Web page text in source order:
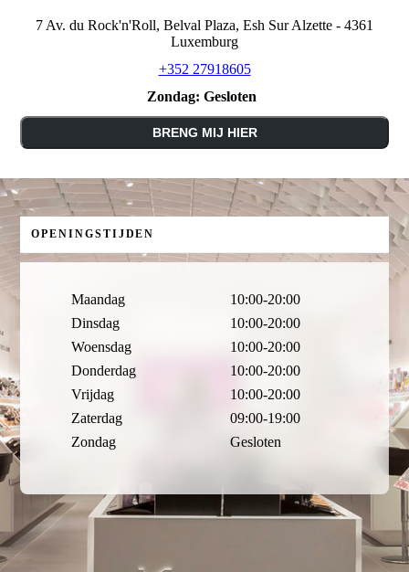
7 Av. du Rock'n'Roll, Belval Plaza, Esh Sur Alzette - 4361
Luxemburg
+352 27918605
Zondag:Gesloten
BRENG MIJ HIER
OPENINGSTIJDEN
Maandag
10:00-20:00
Dinsdag
10:00-20:00
Woensdag
10:00-20:00
Donderdag
10:00-20:00
Vrijdag
10:00-20:00
Zaterdag
09:00-19:00
Zondag
Gesloten